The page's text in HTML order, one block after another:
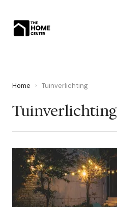
Home › Tuinverlichting
Tuinverlichting